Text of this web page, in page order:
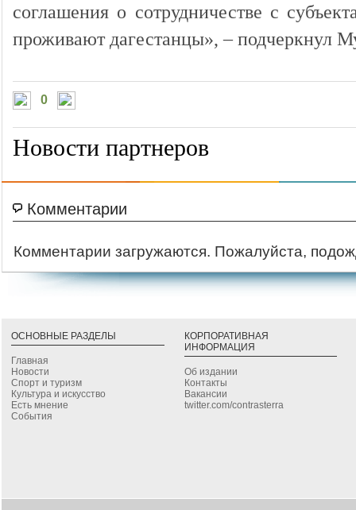
соглашения о сотрудничестве с
проживают дагестанцы», – подчеркнул
0
Новости партнеров
Комментарии
Комментарии загружаются. Пожалуйста,
ОСНОВНЫЕ РАЗДЕЛЫ
Главная
Новости
Спорт и туризм
Культура и искусство
Есть мнение
События
КОРПОРАТИВНАЯ
ИНФОРМАЦИЯ
Об издании
Контакты
Вакансии
twitter.com/contrasterra